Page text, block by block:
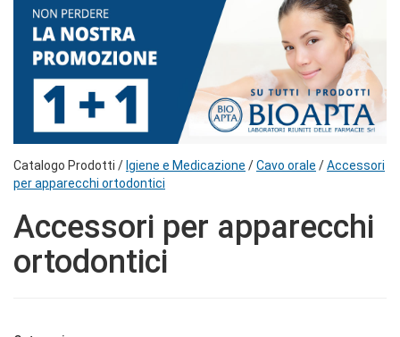
Catalogo Prodotti /Igiene e Medicazione /Cavo orale /Accessori
per apparecchi ortodontici
Accessori per apparecchi
ortodontici